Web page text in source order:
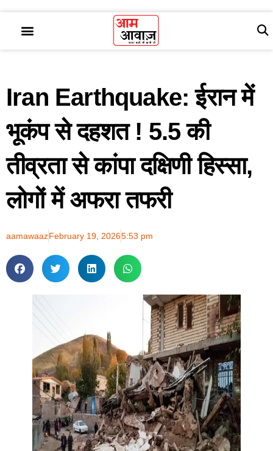
Iran Earthquake: ईरान में
भूकंप से दहशत ! 5.5 की
तीव्रता से कांपा दक्षिणी हिस्सा,
लोगों में अफरा तफरी
aamawaazFebruary 19, 20265:53 pm